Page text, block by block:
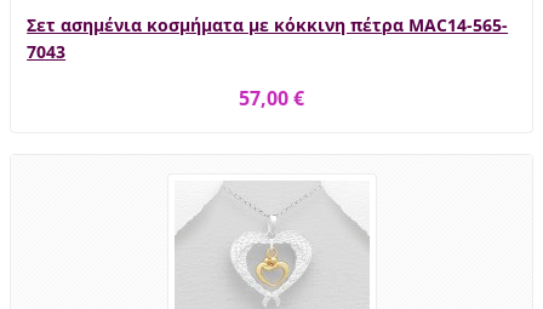
Σετ ασημένια κοσμήματα με κόκκινη πέτρα MAC14-565-
7043
57,00 €